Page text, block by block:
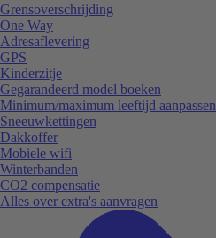
Grensoverschrijding
One Way
Adresaflevering
GPS
Kinderzitje
Gegarandeerd model boeken
Minimum/maximum leeftijd aanpassen
Sneeuwkettingen
Dakkoffer
Mobiele wifi
Winterbanden
CO2 compensatie
Alles over extra's aanvragen